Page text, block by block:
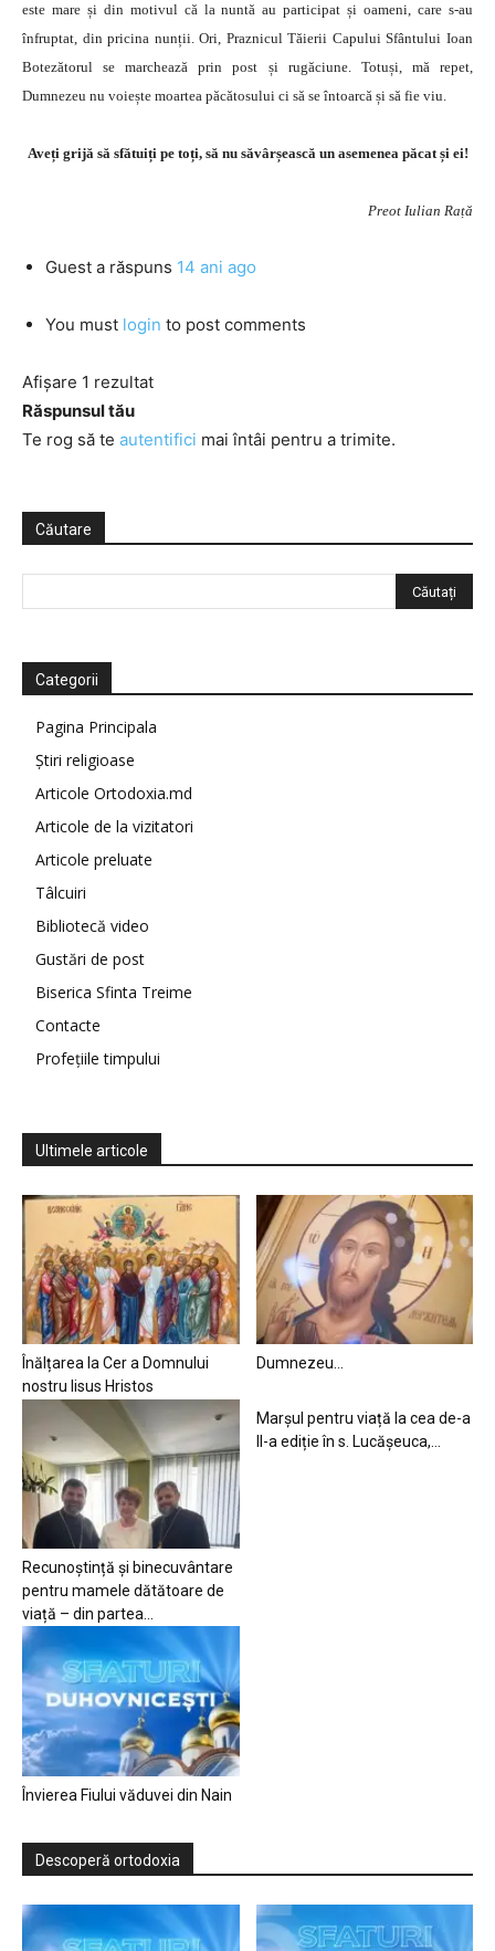
este mare și din motivul că la nuntă au participat și oameni, care s-au
înfruptat, din pricina nunții. Ori, Praznicul Tăierii Capului Sfântului Ioan
Botezătorul se marchează prin post și rugăciune. Totuși, mă repet,
Dumnezeu nu voiește moartea păcătosului ci să se întoarcă și să fie viu.
Aveți grijă să sfătuiți pe toți, să nu săvârșească un asemenea păcat și ei!
Preot Iulian Rață
Guest a răspuns 14 ani ago
You must login to post comments
Afișare 1 rezultat
Răspunsul tău
Te rog să te autentifici mai întâi pentru a trimite.
Căutare
Categorii
Pagina Principala
Știri religioase
Articole Ortodoxia.md
Articole de la vizitatori
Articole preluate
Tâlcuiri
Bibliotecă video
Gustări de post
Biserica Sfinta Treime
Contacte
Profețiile timpului
Ultimele articole
Înălțarea la Cer a Domnului
nostru Iisus Hristos
Dumnezeu…
Recunoștință și binecuvântare
pentru mamele dătătoare de
viață – din partea...
Marșul pentru viață la cea de-a
II-a ediție în s. Lucășeuca,...
Învierea Fiului văduvei din Nain
Descoperă ortodoxia